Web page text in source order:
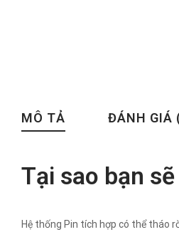
MÔ TẢ ĐÁNH GIÁ
Tại sao bạn
Hệ thống Pin tích hợp có thể tháo